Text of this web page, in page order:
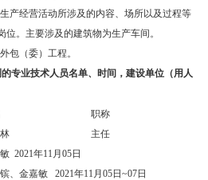
产经营活动所涉及的内容、场所以及过程等
。主要涉及的建筑物为生产车间。
包（委）工程。
专业技术人员名单、时间，建设单位（用人
职称
主任
2021年11月05日
、金嘉敏 2021年11月05日~07日